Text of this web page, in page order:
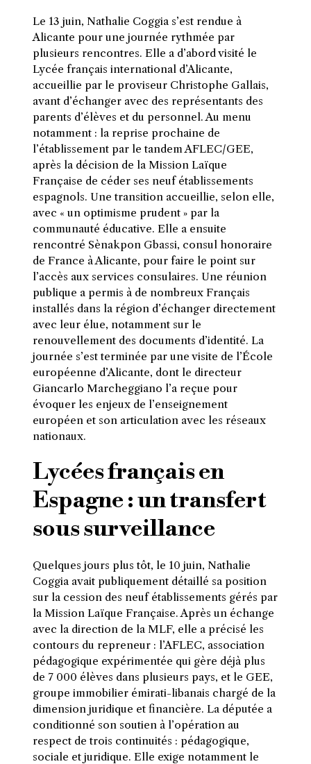
Le 13 juin, Nathalie Coggia s’est rendue à
Alicante pour une journée rythmée par
plusieurs rencontres. Elle a d’abord visité le
Lycée français international d’Alicante,
accueillie par le proviseur Christophe Gallais,
avant d’échanger avec des représentants des
parents d’élèves et du personnel. Au menu
notamment : la reprise prochaine de
l’établissement par le tandem AFLEC/GEE,
après la décision de la Mission Laïque
Française de céder ses neuf établissements
espagnols. Une transition accueillie, selon elle,
avec « un optimisme prudent » par la
communauté éducative. Elle a ensuite
rencontré Sènakpon Gbassi, consul honoraire
de France à Alicante, pour faire le point sur
l’accès aux services consulaires. Une réunion
publique a permis à de nombreux Français
installés dans la région d’échanger directement
avec leur élue, notamment sur le
renouvellement des documents d’identité. La
journée s’est terminée par une visite de l’École
européenne d’Alicante, dont le directeur
Giancarlo Marcheggiano l’a reçue pour
évoquer les enjeux de l’enseignement
européen et son articulation avec les réseaux
nationaux.
Lycées français en
Espagne : un transfert
sous surveillance
Quelques jours plus tôt, le 10 juin, Nathalie
Coggia avait publiquement détaillé sa position
sur la cession des neuf établissements gérés par
la Mission Laïque Française. Après un échange
avec la direction de la MLF, elle a précisé les
contours du repreneur : l’AFLEC, association
pédagogique expérimentée qui gère déjà plus
de 7 000 élèves dans plusieurs pays, et le GEE,
groupe immobilier émirati-libanais chargé de la
dimension juridique et financière. La députée a
conditionné son soutien à l’opération au
respect de trois continuités : pédagogique,
sociale et juridique. Elle exige notamment le